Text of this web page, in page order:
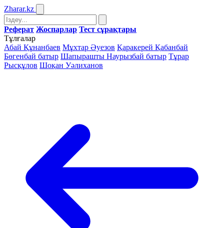
Zharar.kz
Реферат Жоспарлар Тест сұрақтары
Тұлғалар
Абай Құнанбаев Мұхтар Әуезов Қаракерей Қабанбай
Бөгенбай батыр Шапырашты Наурызбай батыр Тұрар
Рысқұлов Шоқан Уәлиханов